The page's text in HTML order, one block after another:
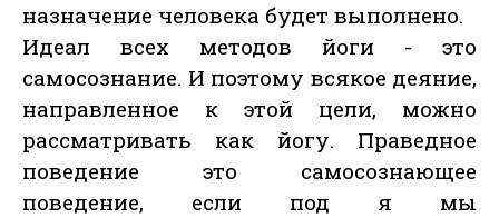
назначение человека будет выполнено.
Идеал всех методов йоги - это
самосознание. И поэтому всякое деяние,
направленное к этой цели, можно
рассматривать как йогу. Праведное
поведение это самосознающее
поведение, если под я мы